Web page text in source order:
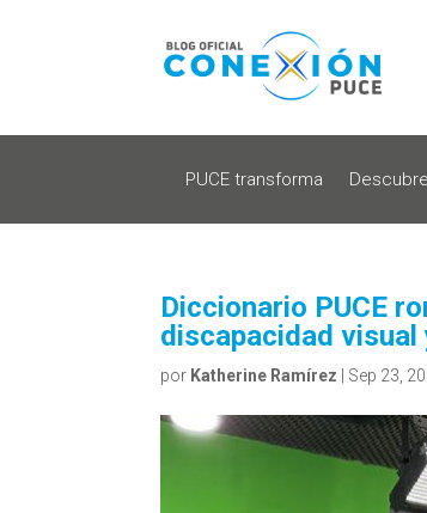
PUCE transforma
Diccionario PUCE
discapacidad visual
por Katherine Ramírez Sep 23,